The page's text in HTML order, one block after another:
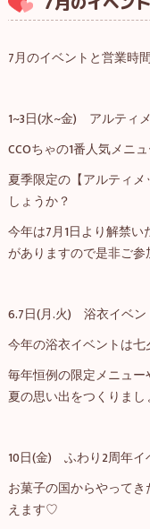
7月のイベントと営業時
1~3日(水~金) アルティ
CCOちゃの1番人気メニ
夏季限定の【アルティ
しょうか？
今年は7月1日より解禁
がありますので是非ご
6.7日(月.火) 浴衣イベン
今年の浴衣イベントは七
毎年恒例の限定メニュ
夏の思い出をつくりまし
10日(金) ふわり2周年イ
お菓子の国からやって
えます♡